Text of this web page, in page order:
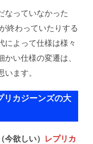
なっていなかった
終わっていたりする
によって仕様は様々
い仕様の変遷は、
ます。
リカジーンズの大
今欲しい）
レプリカ